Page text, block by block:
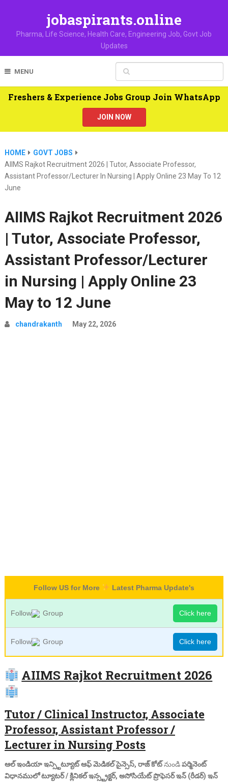
jobaspirants.online
Pharma, Life Science, Health Care, Engineering Job, Govt Job
Updates
MENU
Freshers & Experience Jobs Group Join WhatsApp
JOIN NOW
HOME
GOVT JOBS
AIIMS Rajkot Recruitment 2026 | Tutor, Associate Professor,
Assistant Professor/Lecturer In Nursing | Apply Online 23 May To 12
June
AIIMS Rajkot Recruitment 2026
| Tutor, Associate Professor,
Assistant Professor/Lecturer
in Nursing | Apply Online 23
May to 12 June
chandrakanth May 22, 2026
Follow US for More Latest Pharma Update's
Follow Group Click here
Follow Group Click here
AIIMS Rajkot Recruitment 2026
Tutor / Clinical Instructor, Associate
Professor, Assistant Professor /
Lecturer in Nursing Posts
ఆల్ ఇండియా ఇన్స్టిట్యూట్ ఆఫ్ మెడికల్ సైన్సెస్, రాజ్ కోట్నుండిపర్మినెంట్
విధానములోట్యూటర్ / క్లినికల్ ఇన్స్ట్రక్టర్, అసోసియేట్ ప్రొఫెసర్ ఇన్ (రీడర్) ఇన్